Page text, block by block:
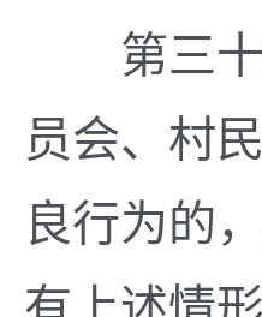
第三十
员会、村
良行为的